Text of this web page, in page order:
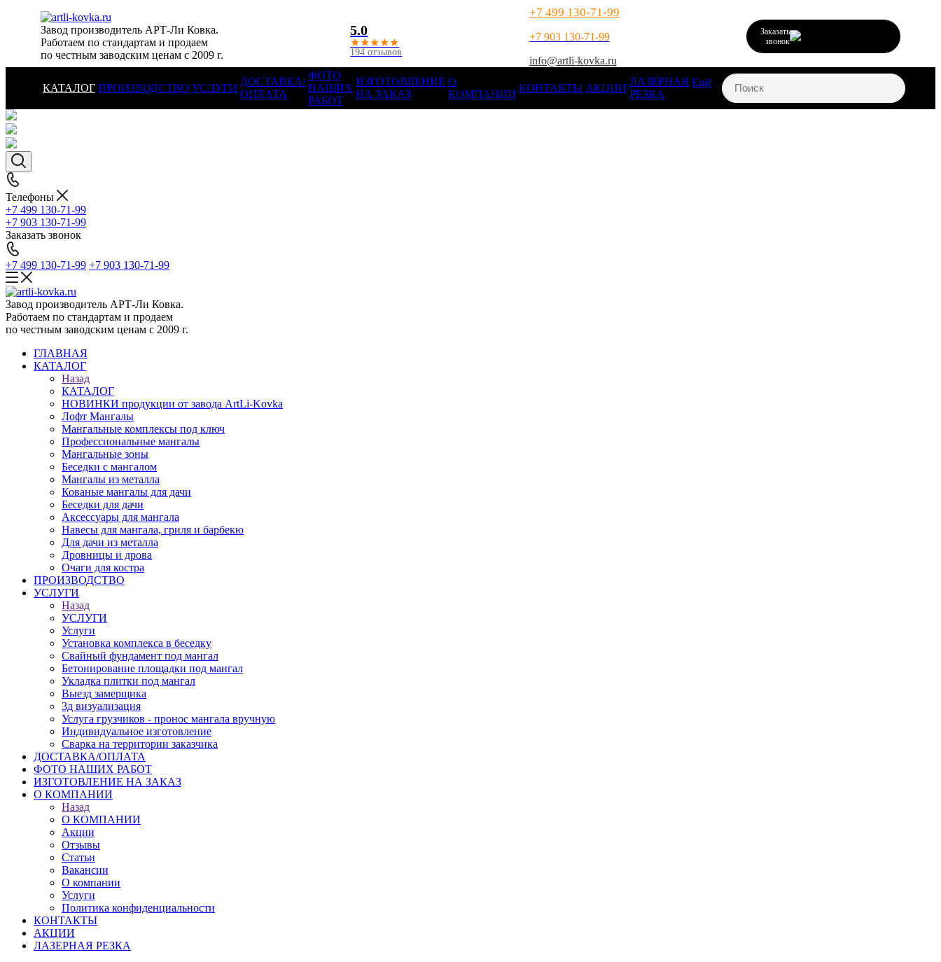
Завод производитель АРТ-Ли Ковка.
Работаем по стандартам и продаем
по честным заводским ценам с 2009 г.
5.0
★★★★★
194 отзывов
+7 499 130-71-99
+7 903 130-71-99
info@artli-kovka.ru
Заказать
звонок
КАТАЛОГ ПРОИЗВОДСТВО УСЛУГИ
ДОСТАВКА/
ОПЛАТА
ФОТО
НАШИХ
РАБОТ
ИЗГОТОВЛЕНИЕ
НА ЗАКАЗ
О
КОМПАНИИ
КОНТАКТЫ АКЦИИ
ЛАЗЕРНАЯ
РЕЗКА
Ещё
Телефоны
+7 499 130-71-99
+7 903 130-71-99
Заказать звонок
+7 499 130-71-99 +7 903 130-71-99
Завод производитель АРТ-Ли Ковка.
Работаем по стандартам и продаем
по честным заводским ценам с 2009 г.
ГЛАВНАЯ
КАТАЛОГ
Назад
КАТАЛОГ
НОВИНКИ продукции от завода ArtLi-Kovka
Лофт Мангалы
Мангальные комплексы под ключ
Профессиональные мангалы
Мангальные зоны
Беседки с мангалом
Мангалы из металла
Кованые мангалы для дачи
Беседки для дачи
Аксессуары для мангала
Навесы для мангала, гриля и барбекю
Для дачи из металла
Дровницы и дрова
Очаги для костра
ПРОИЗВОДСТВО
УСЛУГИ
Назад
УСЛУГИ
Услуги
Установка комплекса в беседку
Свайный фундамент под мангал
Бетонирование площадки под мангал
Укладка плитки под мангал
Выезд замерщика
3д визуализация
Услуга грузчиков - пронос мангала вручную
Индивидуальное изготовление
Сварка на территории заказчика
ДОСТАВКА/ОПЛАТА
ФОТО НАШИХ РАБОТ
ИЗГОТОВЛЕНИЕ НА ЗАКАЗ
О КОМПАНИИ
Назад
О КОМПАНИИ
Акции
Отзывы
Статьи
Вакансии
О компании
Услуги
Политика конфиденциальности
КОНТАКТЫ
АКЦИИ
ЛАЗЕРНАЯ РЕЗКА